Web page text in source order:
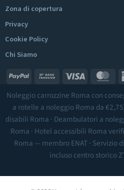
Zona di copertura
Privacy
Cookie Policy
Chi Siamo
PayPal
Bank
Transfer
Visa
Noleggio carrozzine Roma con
a rotelle a noleggio Roma da
disabili Roma · Deambulatori a
Roma · Hotel accessibili Roma
Roma — membro ENAT · Servizio
inclusocentro storico